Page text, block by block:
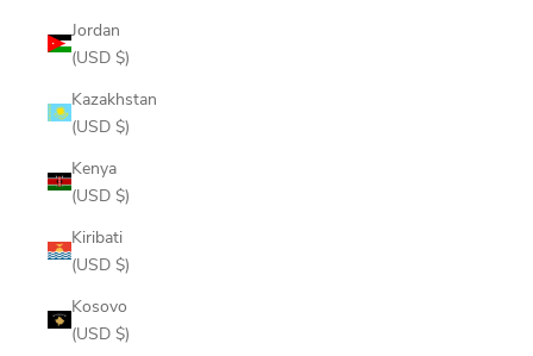
Jordan
(USD $)
Kazakhstan
(USD $)
Kenya
(USD $)
Kiribati
(USD $)
Kosovo
(USD $)